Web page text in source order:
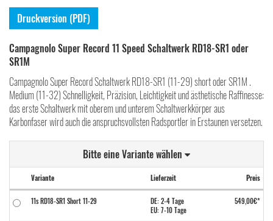
Druckversion (PDF)
Campagnolo Super Record 11 Speed Schaltwerk RD18-SR1 oder
SR1M
Campagnolo Super Record Schaltwerk RD18-SR1 (11-29) short oder SR1M .
Medium (11-32) Schnelligkeit, Präzision, Leichtigkeit und ästhetische Raffinesse:
das erste Schaltwerk mit oberem und unterem Schaltwerkkörper aus
Karbonfaser wird auch die anspruchsvollsten Radsportler in Erstaunen versetzen.
Bitte eine Variante wählen
Variante Lieferzeit Preis
11s RD18-SR1 Short 11-29
DE: 2-4 Tage
EU: 7-10 Tage
549,00€*